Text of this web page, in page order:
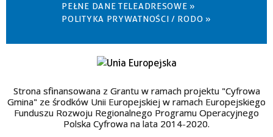
PEŁNE DANE TELEADRESOWE »
POLITYKA PRYWATNOŚCI / RODO »
Strona sfinansowana z Grantu w ramach projektu "Cyfrowa
Gmina" ze środków Unii Europejskiej w ramach Europejskiego
Funduszu Rozwoju Regionalnego Programu Operacyjnego
Polska Cyfrowa na lata 2014-2020.